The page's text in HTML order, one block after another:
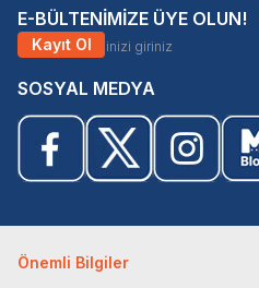
E-BÜLTENİMİZE ÜYE OLUN!
Kayıt Ol
SOSYAL MEDYA
Önemli Bilgiler